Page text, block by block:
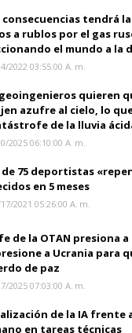
consecuencias tendrá
a rublos por el gas
el mundo a la
2022 03:55:00 A. M.
quieren
azufre al cielo, lo
de la lluvia
2025 06:10:00 A. M.
de 75 deportistas
en 5 meses
2021 05:26:00 A. M.
de la OTAN presiona
a Ucrania para
de paz
2025 07:03:00 A. M.
de la IA frente
en tareas técnicas